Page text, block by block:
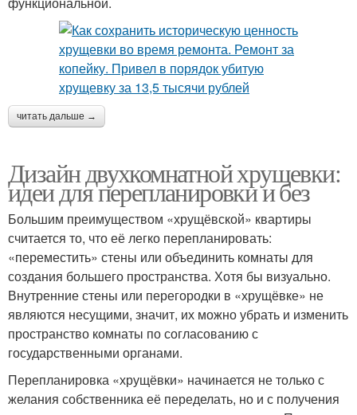
читать дальше →
Дизайн двухкомнатной хрущевки:
идеи для перепланировки и без
Большим преимуществом «хрущёвской» квартиры
считается то, что её легко перепланировать:
«переместить» стены или объединить комнаты для
создания большего пространства. Хотя бы визуально.
Внутренние стены или перегородки в «хрущёвке» не
являются несущими, значит, их можно убрать и изменить
пространство комнаты по согласованию с
государственными органами.
Перепланировка «хрущёвки» начинается не только с
желания собственника её переделать, но и с получения